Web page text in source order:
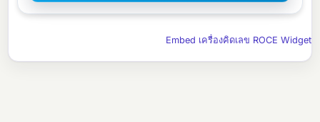
Embed เครื่องคิดเลข ROCE Widget